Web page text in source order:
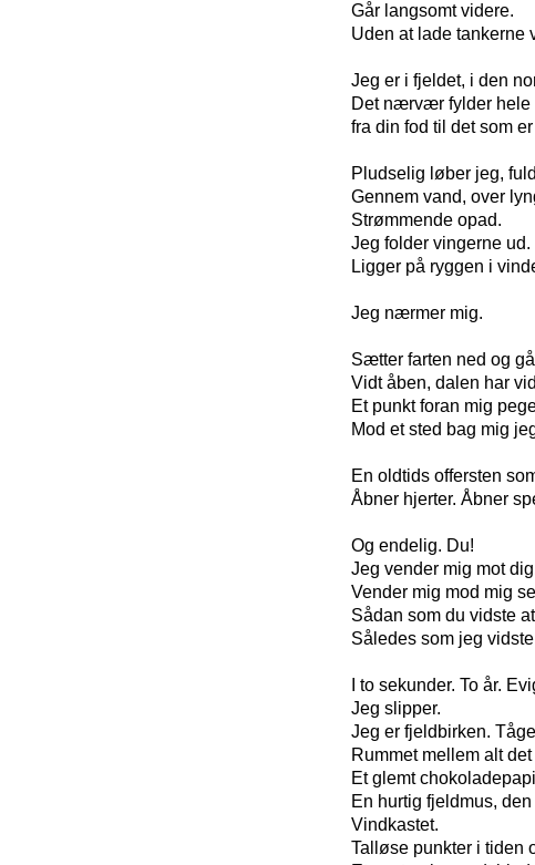
Går langsomt videre.
Uden at lade tankerne
Jeg er i fjeldet, i den
Det nærvær fylder hele
fra din fod til det som
Pludselig løber jeg,
Gennem vand, over
Strømmende opad.
Jeg folder vingerne
Ligger på ryggen i
Jeg nærmer mig.
Sætter farten ned og
Vidt åben, dalen har
Et punkt foran mig
Mod et sted bag mig
En oldtids offersten
Åbner hjerter. Åbner
Og endelig. Du!
Jeg vender mig mot
Vender mig mod mig
Sådan som du vidste
Således som jeg
I to sekunder. To år.
Jeg slipper.
Jeg er fjeldbirken.
Rummet mellem alt
Et glemt
En hurtig fjeldmus,
Vindkastet.
Talløse punkter i tiden